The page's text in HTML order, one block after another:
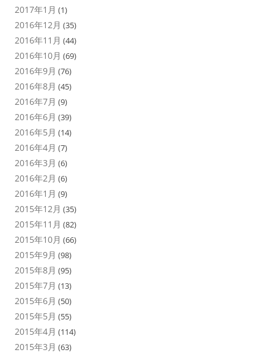
2017年1月 (1)
2016年12月 (35)
2016年11月 (44)
2016年10月 (69)
2016年9月 (76)
2016年8月 (45)
2016年7月 (9)
2016年6月 (39)
2016年5月 (14)
2016年4月 (7)
2016年3月 (6)
2016年2月 (6)
2016年1月 (9)
2015年12月 (35)
2015年11月 (82)
2015年10月 (66)
2015年9月 (98)
2015年8月 (95)
2015年7月 (13)
2015年6月 (50)
2015年5月 (55)
2015年4月 (114)
2015年3月 (63)